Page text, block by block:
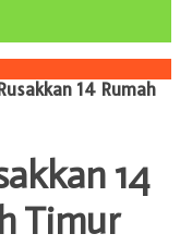
14 Rumah
14
Timur